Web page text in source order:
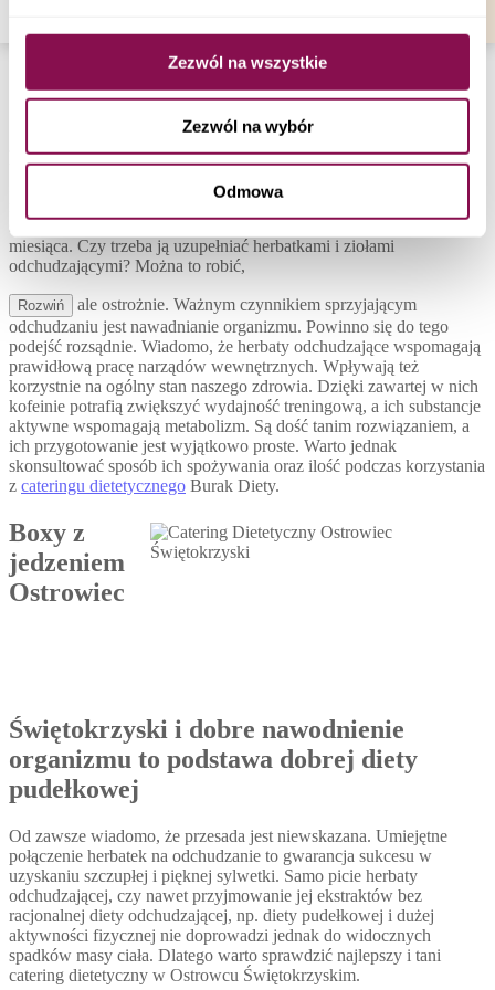
Zezwól na wszystkie
Zezwól na wybór
Odmowa
Catering Dietetyczny Ostrowiec
Świętokrzyski – Dieta Pudełkowa
Jedzenie pudełkowe Ostrowiec Świętokrzyski kontra zioła i herbaty
wspomagające odchudzanie – czy warto? Jesteśmy tym, co jemy.
Znasz to zdanie prawda? Jednak często zapominamy o tym w
skomponowanadieta pudełkowaprzyniesie efekty w ciągu
miesiąca. Czy trzeba ją uzupełniać herbatkami i ziołami
odchudzającymi? Można to robić,
Rozwiń
ale ostrożnie. Ważnym czynnikiem sprzyjającym
odchudzaniu jest nawadnianie organizmu. Powinno się do tego
podejść rozsądnie. Wiadomo, że herbaty odchudzające wspomagają
prawidłową pracę narządów wewnętrznych. Wpływają też
korzystnie na ogólny stan naszego zdrowia. Dzięki zawartej w nich
kofeinie potrafią zwiększyć wydajność treningową, a ich substancje
aktywne wspomagają metabolizm. Są dość tanim rozwiązaniem, a
ich przygotowanie jest wyjątkowo proste. Warto jednak
skonsultować sposób ich spożywania oraz ilość podczas korzystania
z cateringu dietetycznego Burak Diety.
Boxy z
jedzeniem
Ostrowiec
Świętokrzyski i dobre nawodnienie
organizmu to podstawa dobrej diety
pudełkowej
Od zawsze wiadomo, że przesada jest niewskazana. Umiejętne
połączenie herbatek na odchudzanie to gwarancja sukcesu w
uzyskaniu szczupłej i pięknej sylwetki. Samo picie herbaty
odchudzającej, czy nawet przyjmowanie jej ekstraktów bez
racjonalnej diety odchudzającej, np. diety pudełkowej i dużej
aktywności fizycznej nie doprowadzi jednak do widocznych
spadków masy ciała. Dlatego warto sprawdzić najlepszy i tani
catering dietetyczny w Ostrowcu Świętokrzyskim.